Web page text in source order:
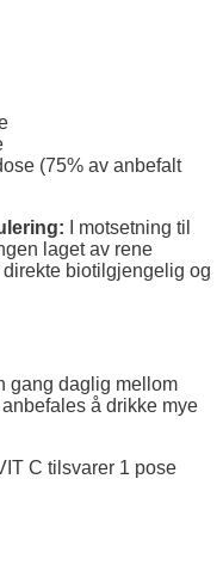
(75% av anbefalt
I motsetning til
laget av rene
biotilgjengelig og
gang daglig mellom
å drikke mye
C tilsvarer 1 pose